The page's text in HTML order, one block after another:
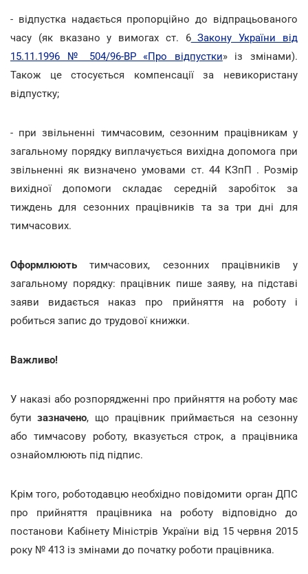
- відпустка надається пропорційно до відпрацьованого
часу (як вказано у вимогах ст. 6Закону України від
15.11.1996 № 504/96-ВР «Про відпустки» із змінами).
Також це стосується компенсації за невикористану
відпустку;
- при звільненні тимчасовим, сезонним працівникам у
загальному порядку виплачується вихідна допомога при
звільненні як визначено умовами ст. 44 КЗпП . Розмір
вихідної допомоги складає середній заробіток за
тиждень для сезонних працівників та за три дні для
тимчасових.
Оформлюють тимчасових, сезонних працівників у
загальному порядку: працівник пише заяву, на підставі
заяви видається наказ про прийняття на роботу і
робиться запис до трудової книжки.
Важливо!
У наказі або розпорядженні про прийняття на роботу має
бутизазначено, що працівник приймається на сезонну
або тимчасову роботу, вказується строк, а працівника
ознайомлюють під підпис.
Крім того, роботодавцю необхідно повідомити орган ДПС
про прийняття працівника на роботу відповідно до
постанови Кабінету Міністрів України від 15 червня 2015
року № 413 із змінами до початку роботи працівника.